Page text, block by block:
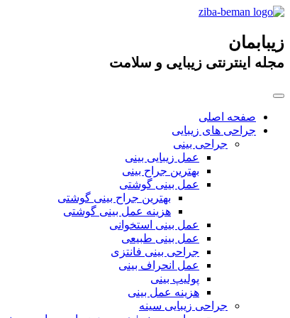
زیبابمان
مجله اینترنتی زیبایی و سلامت
صفحه اصلی
جراحی های زیبایی
جراحی بینی
عمل زیبایی بینی
بهترین جراح بینی
عمل بینی گوشتی
بهترین جراح بینی گوشتی
هزینه عمل بینی گوشتی
عمل بینی استخوانی
عمل بینی طبیعی
جراحی بینی فانتزی
عمل انحراف بینی
پولیپ بینی
هزینه عمل بینی
جراحی زیبایی سینه